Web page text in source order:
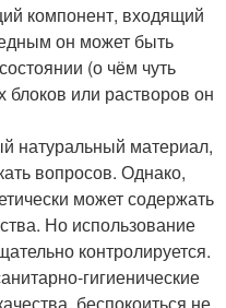
компонент, входящий
он может быть
(о чём чуть
блоков или растворов он
натуральный материал,
вопросов. Однако,
может содержать
Но использование
контролируется.
гигиенические
беспокоиться не